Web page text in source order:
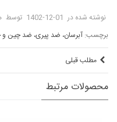
نوشته شده در 1402-12-01 توسط
برچسب: آبرسان، ضد پیری، ضد چین
مطلب قبلی
محصولات مرتبط